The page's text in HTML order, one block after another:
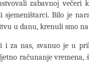
zabavnoj večeri
Bilo je
u danu, krenuli smo
i za nas, svanuo je u
računanje vremena,